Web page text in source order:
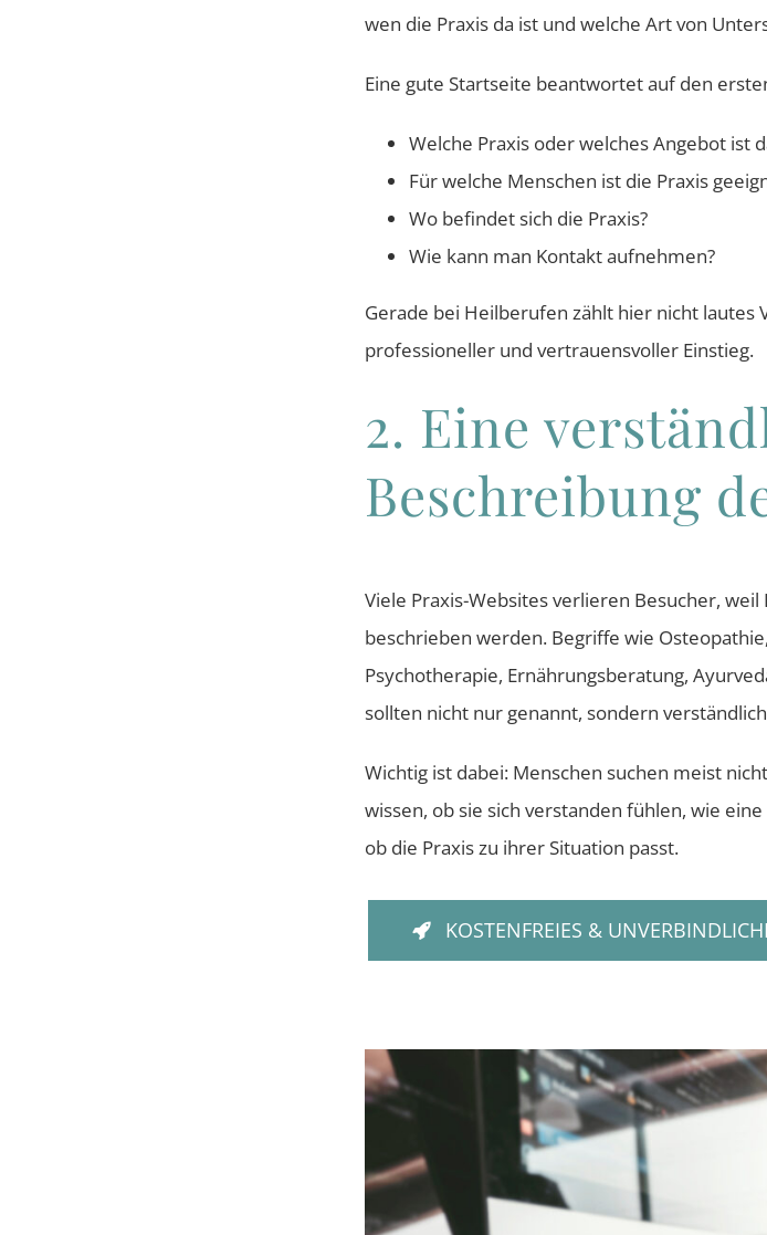
wen die Praxis da ist und welche Art von
Eine gute Startseite beantwortet auf den
Welche Praxis oder welches Angebot ist
Für welche Menschen ist die Praxis
Wo befindet sich die Praxis?
Wie kann man Kontakt aufnehmen?
Gerade bei Heilberufen zählt hier nicht lautes
professioneller und vertrauensvoller Einstieg.
2. Eine
Beschreibung
Viele Praxis-Websites verlieren Besucher,
beschrieben werden. Begriffe wie
Psychotherapie, Ernährungsberatung,
sollten nicht nur genannt, sondern
Wichtig ist dabei: Menschen suchen meist
wissen, ob sie sich verstanden fühlen, wie
ob die Praxis zu ihrer Situation passt.
KOSTENFREIES &